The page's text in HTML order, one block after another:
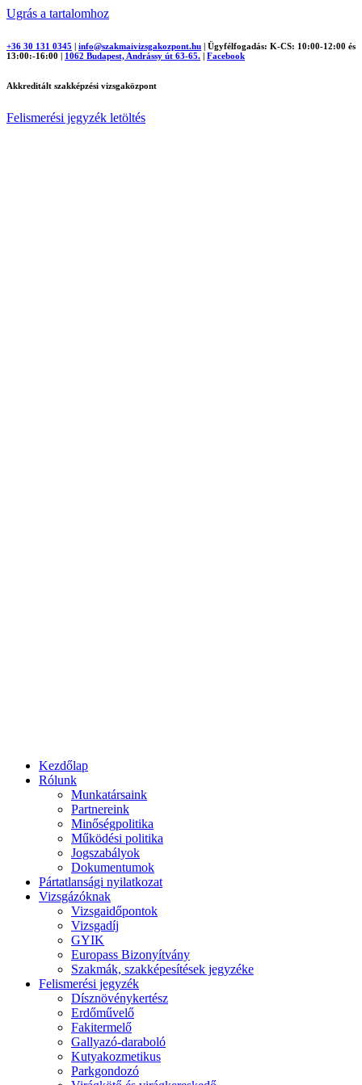
Ugrás a tartalomhoz
+36 30 131 0345 | info@szakmaivizsgakozpont.hu | Ügyfélfogadás: K-CS: 10:00-12:00 és
13:00:-16:00 | 1062 Budapest, Andrássy út 63-65. | Facebook
Akkreditált szakképzési vizsgaközpont
Felismerési jegyzék letöltés
Kezdőlap
Rólunk
Munkatársaink
Partnereink
Minőségpolitika
Működési politika
Jogszabályok
Dokumentumok
Pártatlansági nyilatkozat
Vizsgázóknak
Vizsgaidőpontok
Vizsgadíj
GYIK
Europass Bizonyítvány
Szakmák, szakképesítések jegyzéke
Felismerési jegyzék
Dísznövénykertész
Erdőművelő
Fakitermelő
Gallyazó-daraboló
Kutyakozmetikus
Parkgondozó